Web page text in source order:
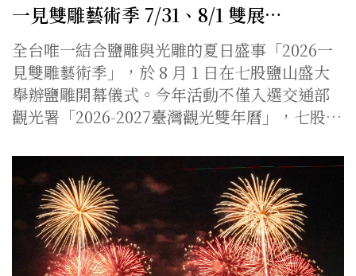
一見雙雕藝術季 7/31、8/1 雙展…
全台唯一結合鹽雕與光雕的夏日盛事「2026一
見雙雕藝術季」，於 8 月 1 日在七股鹽山盛大
舉辦鹽雕開幕儀式。今年活動不僅入選交通部
觀光署「2026-2027臺灣觀光雙年曆」，七股…